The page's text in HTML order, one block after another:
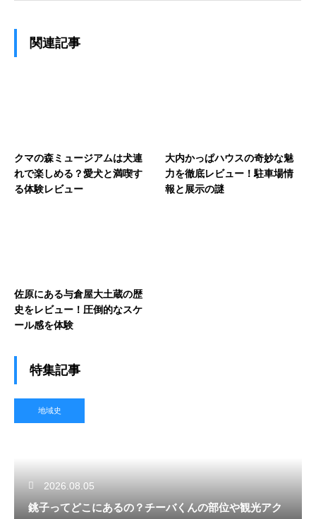
関連記事
クマの森ミュージアムは犬連
れで楽しめる？愛犬と満喫す
る体験レビュー
大内かっぱハウスの奇妙な魅
力を徹底レビュー！駐車場情
報と展示の謎
佐原にある与倉屋大土蔵の歴
史をレビュー！圧倒的なスケ
ール感を体験
特集記事
地域史
2026.08.05
銚子ってどこにあるの？チーバくんの部位や観光アク